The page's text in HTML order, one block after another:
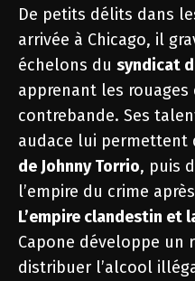
De petits délits dans
arrivée à Chicago, il
échelons du syndicat
apprenant les
contrebande. Ses
audace lui permettent
de Johnny Torrio, puis
l’empire du crime
L’empire clandestin et
Capone développe un
distribuer l’alcool